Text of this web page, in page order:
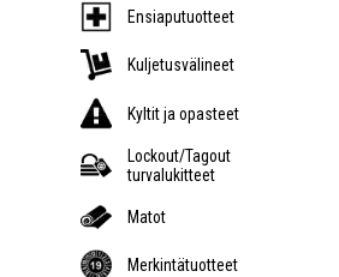
Ensiaputuotteet
Kuljetusvälineet
Kyltit ja opasteet
Lockout/Tagout
turvalukitteet
Matot
Merkintätuotteet